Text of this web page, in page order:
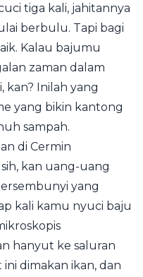
tiga kali, jahitannya
berbulu. Tapi bagi
Kalau bajumu
zaman dalam
kan? Inilah yang
yang bikin kantong
sampah.
di Cermin
kan uang-uang
yang
kali kamu nyuci baju
hanyut ke saluran
dimakan ikan, dan